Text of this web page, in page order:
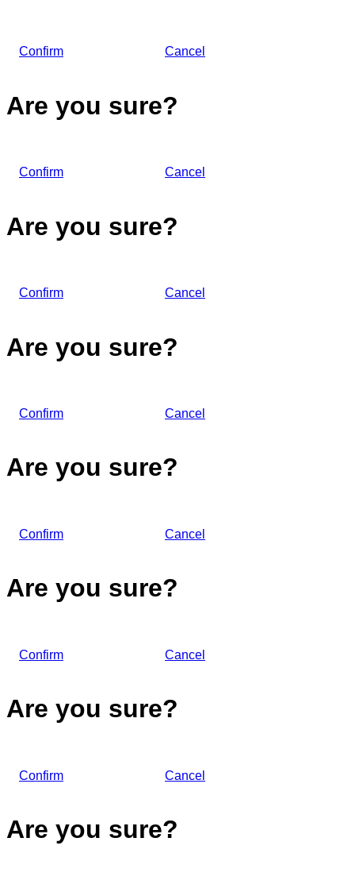
Confirm Cancel
Are you sure?
Confirm Cancel
Are you sure?
Confirm Cancel
Are you sure?
Confirm Cancel
Are you sure?
Confirm Cancel
Are you sure?
Confirm Cancel
Are you sure?
Confirm Cancel
Are you sure?